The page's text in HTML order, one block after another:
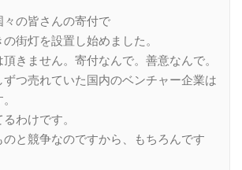
の皆さんの寄付で
街灯を設置し始めました。
きません。寄付なんで。善意なんで。
つ売れていた国内のベンチャー企業は
わけです。
と競争なのですから、もちろんです